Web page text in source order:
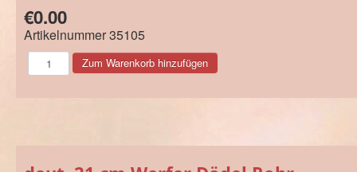
€0.00
Artikelnummer35105